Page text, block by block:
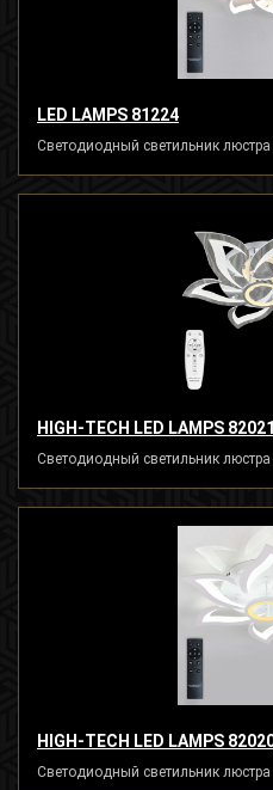
LED LAMPS 81224
Светодиодный светильник люстра
HIGH-TECH LED LAMPS 82021
Светодиодный светильник люстра
HIGH-TECH LED LAMPS
Светодиодный светильник люстра